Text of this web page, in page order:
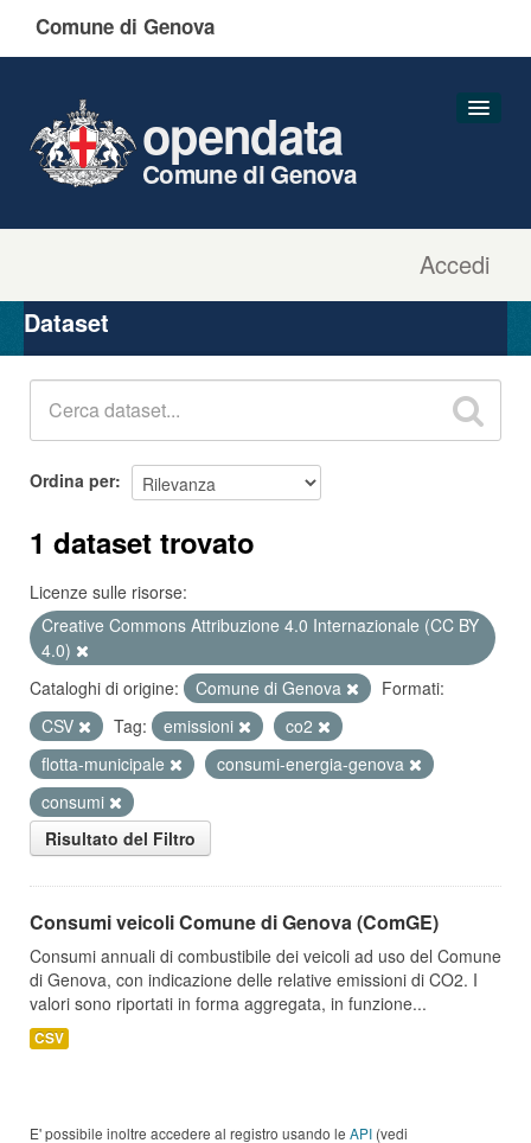
Comune di Genova
Accedi
opendata
Comune di Genova
Organizzazioni
Gruppi
Dataset
Ordina per
1 dataset trovato
Licenze sulle risorse:
Creative Commons Attribuzione 4.0 Internazionale (CC BY
4.0)
Cataloghi di origine:
Comune di Genova
Formati:
CSV
Tag: emissioni
co2
flotta-municipale
consumi-energia-genova
consumi
Risultato del Filtro
Consumi veicoli Comune di Genova (ComGE)
Consumi annuali di combustibile dei veicoli ad uso del Comune
di Genova, con indicazione delle relative emissioni di CO2. I
valori sono riportati in forma aggregata, in funzione...
CSV
E' possibile inoltre accedere al registro usando le API (vedi